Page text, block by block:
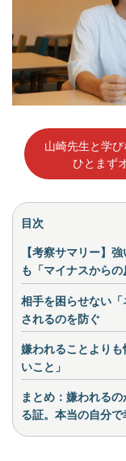
山崎先生と学
ひとまず
目次
【考察サマリー】
も「マイナスから
相手を困らせない
されるのを防ぐ
嫌われることより
いこと」
まとめ：嫌われる
る証。本当の自分で